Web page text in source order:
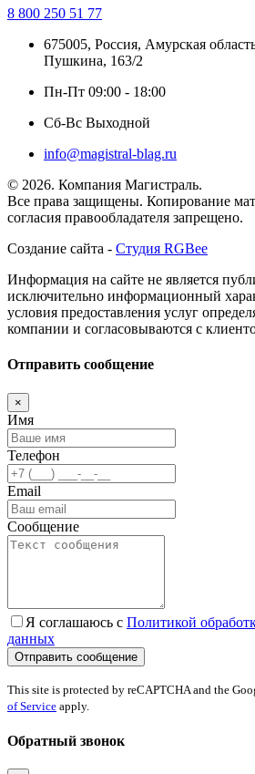
8 800 250 51 77
675005, Россия, Амурская
Пушкина, 163/2
Пн-Пт 09:00 - 18:00
Сб-Вс Выходной
info@magistral-blag.ru
© 2026. Компания Магистраль.
Все права защищены. Копирование
согласия правообладателя запрещено.
Создание сайта - Студия RGBee
Информация на сайте не является
исключительно информационный
условия предоставления услуг
компании и согласовываются с
Отправить сообщение
×
Имя
Телефон
Email
Сообщение
Я соглашаюсь с Политикой
данных
This site is protected by reCAPTCHA and the
of Service apply.
Обратный звонок